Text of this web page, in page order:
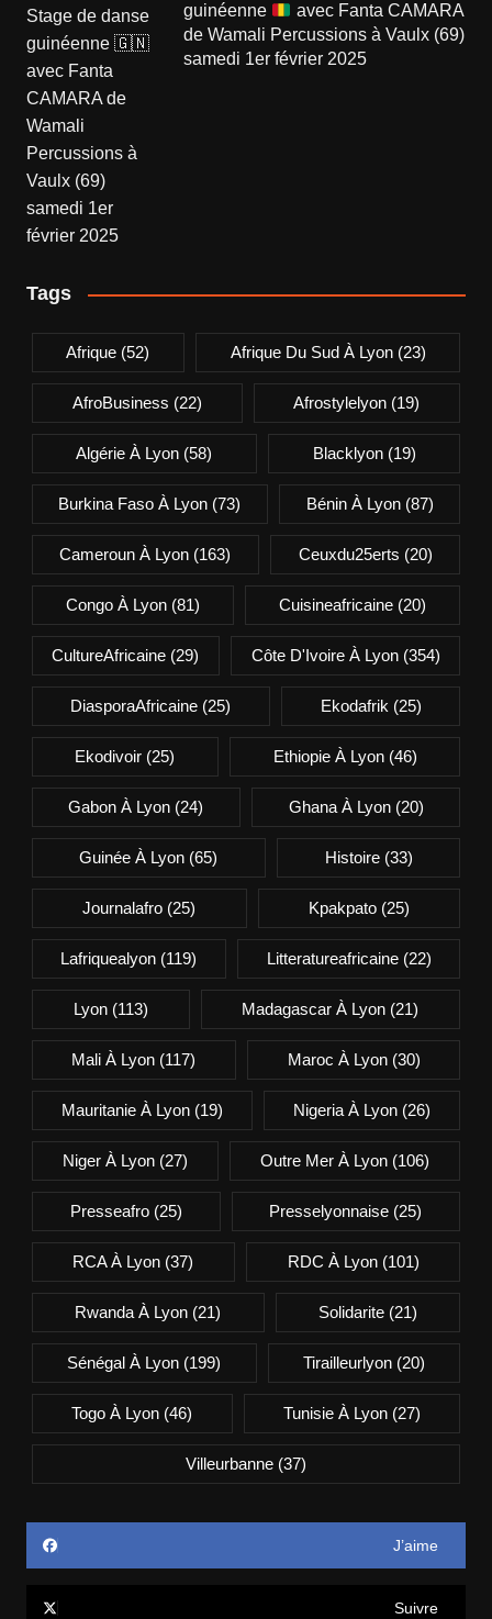
guinéenne
avec Fanta CAMARA
de Wamali Percussions à Vaulx (69)
samedi 1er février 2025
Tags
Afrique (52) Afrique Du Sud À Lyon(23)
AfroBusiness (22) Afrostylelyon (19)
Algérie À Lyon (58) Blacklyon(19)
Burkina Faso À Lyon (73) Bénin À Lyon(87)
Cameroun À Lyon (163) Ceuxdu25erts (20)
Congo À Lyon(81) Cuisineafricaine (20)
CultureAfricaine (29) Côte D'Ivoire À Lyon(354)
DiasporaAfricaine (25) Ekodafrik (25)
Ekodivoir (25) Ethiopie À Lyon(46)
Gabon À Lyon (24) Ghana À Lyon(20)
Guinée À Lyon (65) Histoire(33)
Journalafro (25) Kpakpato(25)
Lafriquealyon (119) Litteratureafricaine(22)
Lyon(113) Madagascar À Lyon (21)
Mali À Lyon (117) Maroc À Lyon(30)
Mauritanie À Lyon(19) Nigeria À Lyon (26)
Niger À Lyon(27) Outre Mer À Lyon (106)
Presseafro(25) Presselyonnaise (25)
RCA À Lyon (37) RDC À Lyon(101)
Rwanda À Lyon (21) Solidarite(21)
Sénégal À Lyon (199) Tirailleurlyon(20)
Togo À Lyon (46) Tunisie À Lyon(27)
Villeurbanne(37)
J’aime
Suivre